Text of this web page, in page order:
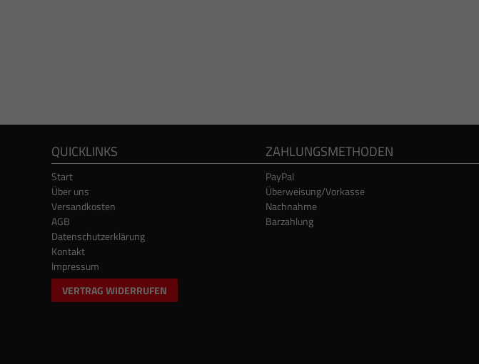
QUICKLINKS
Start
Über uns
Versandkosten
AGB
Datenschutzerklärung
Kontakt
Impressum
VERTRAG WIDERRUFEN
ZAHLUNGSMETHODEN
PayPal
Überweisung/Vorkasse
Nachnahme
Barzahlung